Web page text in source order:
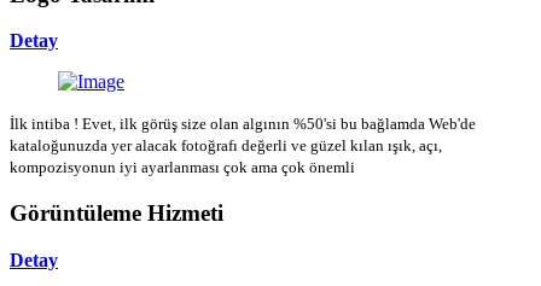
Detay
İlk intiba ! Evet, ilk görüş size olan algının %50'si bu bağlamda Web'de
kataloğunuzda yer alacak fotoğrafı değerli ve güzel kılan ışık, açı,
kompozisyonun iyi ayarlanması çok ama çok önemli
Görüntüleme Hizmeti
Detay